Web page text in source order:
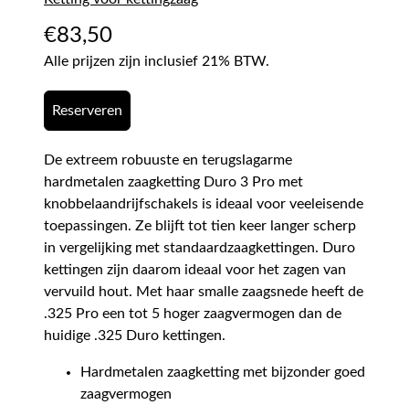
€83,50
Alle prijzen zijn inclusief 21% BTW.
Reserveren
De extreem robuuste en terugslagarme
hardmetalen zaagketting Duro 3 Pro met
knobbelaandrijfschakels is ideaal voor veeleisende
toepassingen. Ze blijft tot tien keer langer scherp
in vergelijking met standaardzaagkettingen. Duro
kettingen zijn daarom ideaal voor het zagen van
vervuild hout. Met haar smalle zaagsnede heeft de
.325 Pro een tot 5 hoger zaagvermogen dan de
huidige .325 Duro kettingen.
Hardmetalen zaagketting met bijzonder goed
zaagvermogen